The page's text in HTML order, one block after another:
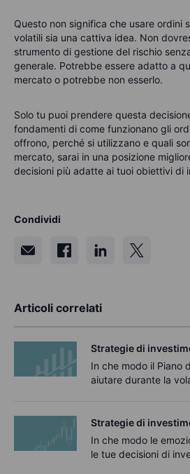
Questo non significa che usare ordini
volatili sia una cattiva idea. Non
strumento di gestione del rischio
generale. Potrebbe essere adatto a
mercato o potrebbe non esserlo.
Solo tu puoi prendere questa
fondamenti di come funzionano gli
offrono, perché si utilizzano e quali
mercato, sarai in una posizione
decisioni più adatte ai tuoi obiettivi di
Condividi
Articoli correlati
Strategie di
In che modo il Piano
aiutare durante la
Strategie di
In che modo le
le tue decisioni di